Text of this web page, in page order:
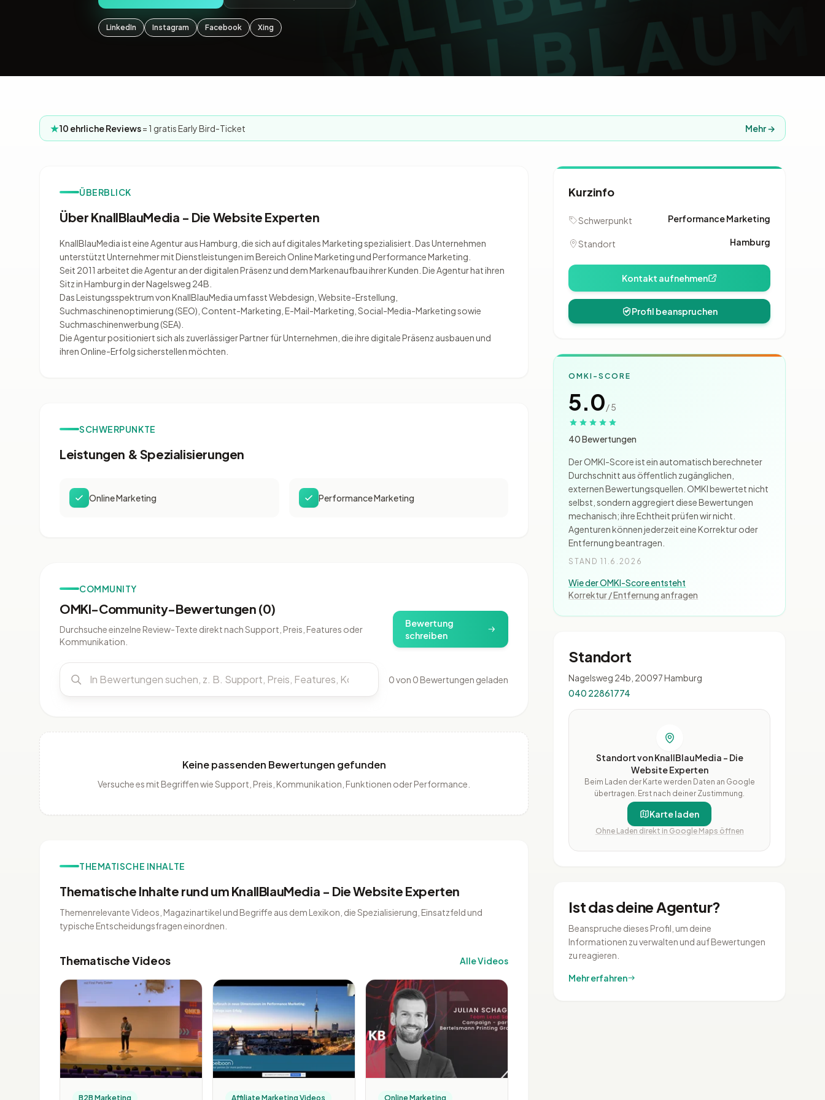
LinkedIn Instagram Facebook Xing
10 ehrliche Reviews= 1 gratis Early Bird-Ticket Mehr →
ÜBERBLICK
Über KnallBlauMedia - Die Website Experten
KnallBlauMedia ist eine Agentur aus Hamburg, die sich auf digitales Marketing spezialisiert. Das Unternehmen
unterstützt Unternehmer mit Dienstleistungen im Bereich Online Marketing und Performance Marketing.
Seit 2011 arbeitet die Agentur an der digitalen Präsenz und dem Markenaufbau ihrer Kunden. Die Agentur hat ihren
Sitz in Hamburg in der Nagelsweg 24B.
Das Leistungsspektrum von KnallBlauMedia umfasst Webdesign, Website-Erstellung,
Suchmaschinenoptimierung (SEO), Content-Marketing, E-Mail-Marketing, Social-Media-Marketing sowie
Suchmaschinenwerbung (SEA).
Die Agentur positioniert sich als zuverlässiger Partner für Unternehmen, die ihre digitale Präsenz ausbauen und
ihren Online-Erfolg sicherstellen möchten.
SCHWERPUNKTE
Leistungen & Spezialisierungen
Online Marketing Performance Marketing
COMMUNITY
OMKI-Community-Bewertungen (0)
Durchsuche einzelne Review-Texte direkt nach Support, Preis, Features oder
Kommunikation.
Bewertung
schreiben
0 von 0 Bewertungen geladen
Keine passenden Bewertungen gefunden
Versuche es mit Begriffen wie Support, Preis, Kommunikation, Funktionen oder Performance.
THEMATISCHE INHALTE
Thematische Inhalte rund um KnallBlauMedia - Die Website Experten
Themenrelevante Videos, Magazinartikel und Begriffe aus dem Lexikon, die Spezialisierung, Einsatzfeld und
typische Entscheidungsfragen einordnen.
Thematische Videos Alle Videos
B2B Marketing Affiliate Marketing Videos Online Marketing
Kurzinfo
Schwerpunkt Performance Marketing
Standort Hamburg
Kontakt aufnehmen
Profil beanspruchen
OMKI-SCORE
5.0/ 5
40 Bewertungen
Der OMKI-Score ist ein automatisch berechneter
Durchschnitt aus öffentlich zugänglichen,
externen Bewertungsquellen. OMKI bewertet nicht
selbst, sondern aggregiert diese Bewertungen
mechanisch; ihre Echtheit prüfen wir nicht.
Agenturen können jederzeit eine Korrektur oder
Entfernung beantragen.
STAND 11.6.2026
Wie der OMKI-Score entsteht
Korrektur / Entfernung anfragen
Standort
Nagelsweg 24b, 20097 Hamburg
040 22861774
Standort von KnallBlauMedia - Die
Website Experten
Beim Laden der Karte werden Daten an Google
übertragen. Erst nach deiner Zustimmung.
Karte laden
Ohne Laden direkt in Google Maps öffnen
Ist das deine Agentur?
Beanspruche dieses Profil, um deine
Informationen zu verwalten und auf Bewertungen
zu reagieren.
Mehr erfahren